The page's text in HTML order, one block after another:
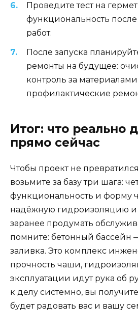
Проведите тест на
функциональность
работ.
После запуска
ремонты на будущее:
контроль за
профилактические
Итог: что реально
прямо сейчас
Чтобы проект не
возьмите за базу три шага:
функциональность и форму
надёжную гидроизоляцию и
заранее продумать
помните: бетонный бассейн
заливка. Это комплекс
прочность чаши,
эксплуатации идут рука об
к делу системно, вы
будет радовать вас и вашу